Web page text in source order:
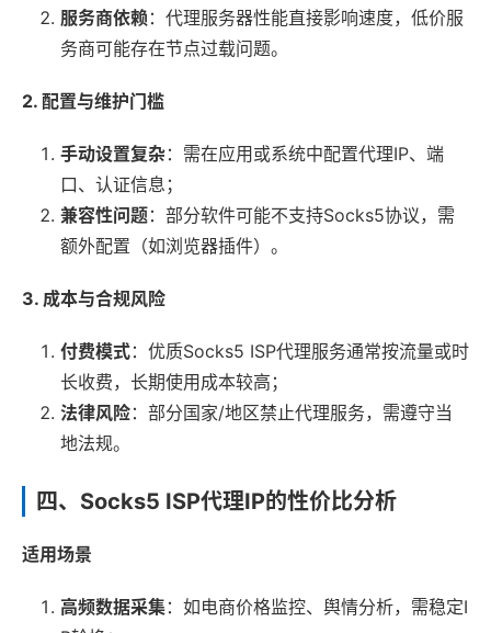
服务商依赖 ：代理服务器性能直接影响速度，低价服
务商可能存在节点过载问题。
2. 配置与维护门槛
手动设置复杂：需在应用或系统中配置代理IP、端
口、认证信息；
兼容性问题：部分软件可能不支持Socks5协议，需
额外配置（如浏览器插件）。
3. 成本与合规风险
付费模式：优质Socks5 ISP代理服务通常按流量或时
长收费，长期使用成本较高；
法律风险：部分国家/地区禁止代理服务，需遵守当
地法规。
四、Socks5 ISP代理IP的性价比分析
适用场景
高频数据采集：如电商价格监控、舆情分析，需稳定I